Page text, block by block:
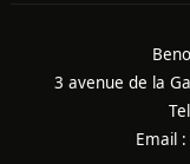
3 avenue de la
Email :